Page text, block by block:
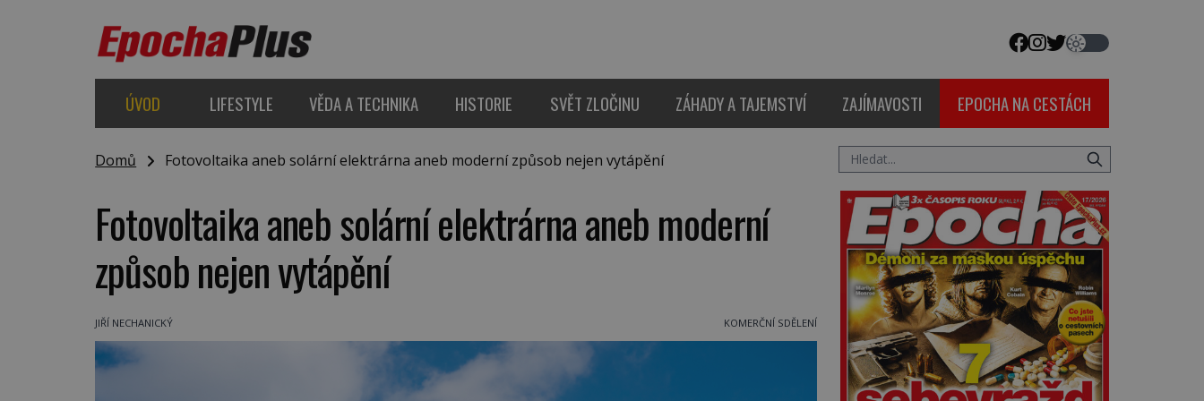
ÚVOD LIFESTYLE VĚDA A TECHNIKA HISTORIE SVĚT ZLOČINU ZÁHADY A TAJEMSTVÍ ZAJÍMAVOSTI EPOCHA NA CESTÁCH
Domů Fotovoltaika aneb solární elektrárna aneb moderní způsob nejen vytápění
Fotovoltaika aneb solární elektrárna aneb moderní
způsob nejen vytápění
JIŘÍ NECHANICKÝ KOMERČNÍ SDĚLENÍ